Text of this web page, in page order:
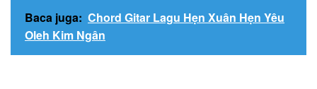
Baca juga: Chord Gitar Lagu Hẹn Xuân Hẹn Yêu
Oleh Kim Ngân